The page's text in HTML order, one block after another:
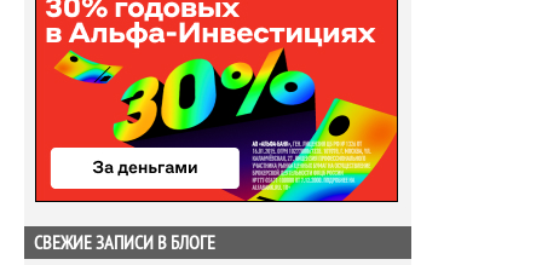
СВЕЖИЕ ЗАПИСИ В БЛОГЕ